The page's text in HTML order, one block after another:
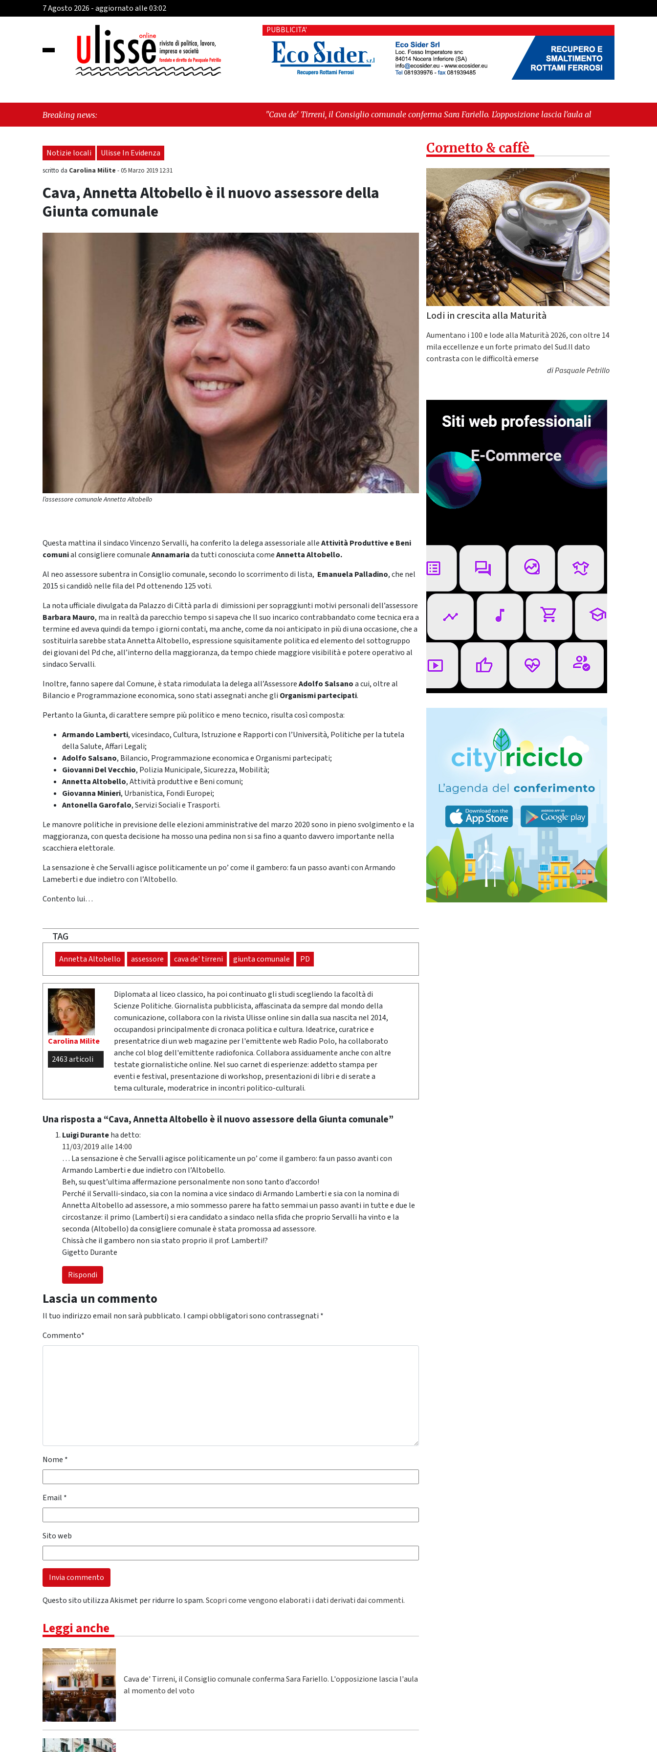
7 Agosto 2026 - aggiornato alle 03:02
PUBBLICITA'
Breaking news: "Cava de' Tirreni, il Consiglio comunale conferma Sara Fariello. L'opposizione lascia l'aula al momento del voto"
"Vietri sul Mare, giornata storica: la ceramica ammessa alla fase europea per l’IGP"
Notizie locali Ulisse In Evidenza
scritto da Carolina Milite -05 Marzo 2019 12:31
Cava, Annetta Altobello è il nuovo assessore della
Giunta comunale
l’assessore comunale Annetta Altobello
Questa mattina il sindaco Vincenzo Servalli, ha conferito la delega assessoriale alleAttività Produttive e Beni
comunial consigliere comunaleAnnamariada tutti conosciuta comeAnnetta Altobello.
Al neo assessore subentra in Consiglio comunale, secondo lo scorrimento di lista, Emanuela Palladino, che nel
2015 si candidò nelle fila del Pd ottenendo 125 voti.
La nota ufficiale divulgata da Palazzo di Città parla di dimissioni per sopraggiunti motivi personali dell’assessore
Barbara Mauro, ma in realtà da parecchio tempo si sapeva che ll suo incarico contrabbandato come tecnica era a
termine ed aveva quindi da tempo i giorni contati, ma anche, come da noi anticipato in più di una occasione, che a
sostituirla sarebbe stata Annetta Altobello, espressione squisitamente politica ed elemento del sottogruppo
dei giovani del Pd che, all’interno della maggioranza, da tempo chiede maggiore visibilità e potere operativo al
sindaco Servalli.
Inoltre, fanno sapere dal Comune, è stata rimodulata la delega all’AssessoreAdolfo Salsanoa cui, oltre al
Bilancio e Programmazione economica, sono stati assegnati anche gli Organismi partecipati.
Pertanto la Giunta, di carattere sempre più politico e meno tecnico, risulta così composta:
Armando Lamberti, vicesindaco, Cultura, Istruzione e Rapporti con l’Università, Politiche per la tutela
della Salute, Affari Legali;
Adolfo Salsano, Bilancio, Programmazione economica e Organismi partecipati;
Giovanni Del Vecchio, Polizia Municipale, Sicurezza, Mobilità;
Annetta Altobello, Attività produttive e Beni comuni;
Giovanna Minieri, Urbanistica, Fondi Europei;
Antonella Garofalo, Servizi Sociali e Trasporti.
Le manovre politiche in previsione delle elezioni amministrative del marzo 2020 sono in pieno svolgimento e la
maggioranza, con questa decisione ha mosso una pedina non si sa fino a quanto davvero importante nella
scacchiera elettorale.
La sensazione è che Servalli agisce politicamente un po’ come il gambero: fa un passo avanti con Armando
Lameberti e due indietro con l’Altobello.
Contento lui…
TAG
Annetta Altobello assessore cava de' tirreni giunta comunale PD
Carolina Milite
2463 articoli
Diplomata al liceo classico, ha poi continuato gli studi scegliendo la facoltà di
Scienze Politiche. Giornalista pubblicista, affascinata da sempre dal mondo della
comunicazione, collabora con la rivista Ulisse online sin dalla sua nascita nel 2014,
occupandosi principalmente di cronaca politica e cultura. Ideatrice, curatrice e
presentatrice di un web magazine per l'emittente web Radio Polo, ha collaborato
anche col blog dell'emittente radiofonica. Collabora assiduamente anche con altre
testate giornalistiche online. Nel suo carnet di esperienze: addetto stampa per
eventi e festival, presentazione di workshop, presentazioni di libri e di serate a
tema culturale, moderatrice in incontri politico-culturali.
Una risposta a “Cava, Annetta Altobello è il nuovo assessore della Giunta comunale”
Luigi Duranteha detto:
11/03/2019 alle 14:00
… La sensazione è che Servalli agisce politicamente un po’ come il gambero: fa un passo avanti con
Armando Lamberti e due indietro con l’Altobello.
Beh, su quest’ultima affermazione personalmente non sono tanto d’accordo!
Perché il Servalli-sindaco, sia con la nomina a vice sindaco di Armando Lamberti e sia con la nomina di
Annetta Altobello ad assessore, a mio sommesso parere ha fatto semmai un passo avanti in tutte e due le
circostanze: il primo (Lamberti) si era candidato a sindaco nella sfida che proprio Servalli ha vinto e la
seconda (Altobello) da consigliere comunale è stata promossa ad assessore.
Chissà che il gambero non sia stato proprio il prof. Lamberti!?
Gigetto Durante
Rispondi
Lascia un commento
Il tuo indirizzo email non sarà pubblicato. I campi obbligatori sono contrassegnati *
Commento*
Nome *
Email *
Sito web
Questo sito utilizza Akismet per ridurre lo spam.Scopri come vengono elaborati i dati derivati dai commenti.
Leggi anche
Cava de' Tirreni, il Consiglio comunale conferma Sara Fariello. L'opposizione lascia l'aula
al momento del voto
Cornetto & caffè
Lodi in crescita alla Maturità
Aumentano i 100 e lode alla Maturità 2026, con oltre 14
mila eccellenze e un forte primato del Sud.Il dato
contrasta con le difficoltà emerse
diPasquale Petrillo